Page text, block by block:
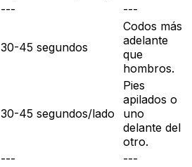
--- ---
30-45 segundos
Codos más
adelante
que
hombros.
30-45 segundos/lado
Pies
apilados o
uno
delante del
otro.
--- ---